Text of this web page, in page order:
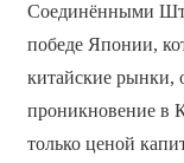
Соединёнными
победе Японии,
китайские рынки,
проникновение в
только ценой